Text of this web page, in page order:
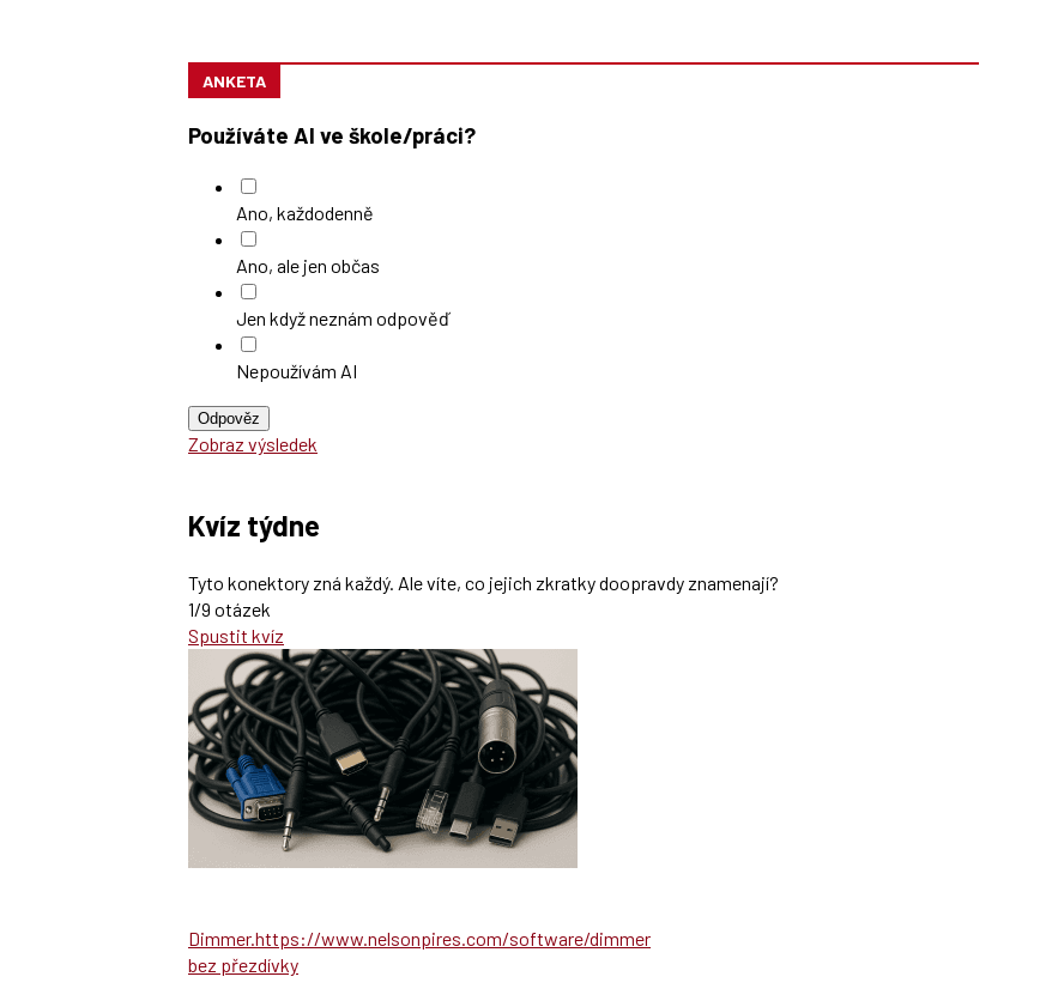
ANKETA
Používáte AI ve škole/práci?
Ano, každodenně
Ano, ale jen občas
Jen když neznám odpověď
Nepoužívám AI
Odpověz
Zobraz výsledek
Kvíz týdne
Tyto konektory zná každý. Ale víte, co jejich zkratky doopravdy znamenají?
1/9 otázek
Spustit kvíz
Dimmer.https://www.nelsonpires.com/software/dimmer
bez přezdívky